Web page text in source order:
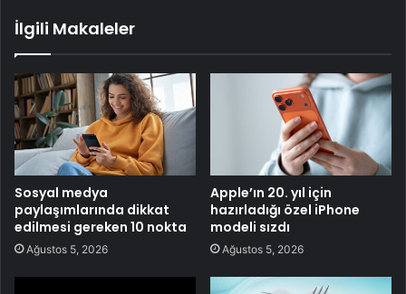
İlgili Makaleler
Sosyal medya
paylaşımlarında dikkat
edilmesi gereken 10 nokta
Ağustos 5, 2026
Apple’ın 20. yıl için
hazırladığı özel iPhone
modeli sızdı
Ağustos 5, 2026